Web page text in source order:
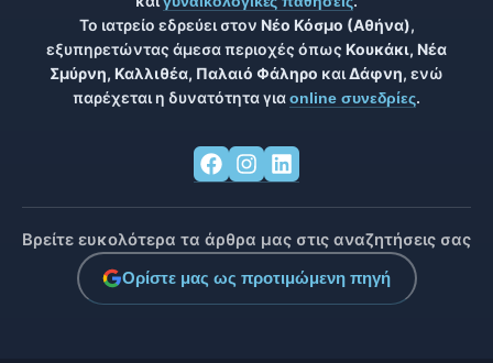
Το ιατρείο εδρεύει στον Νέο Κόσμο (Αθήνα),
εξυπηρετώντας άμεσα περιοχές όπως Κουκάκι, Νέα
Σμύρνη, Καλλιθέα, Παλαιό Φάληρο καιΔάφνη, ενώ
παρέχεται η δυνατότητα γιαonline συνεδρίες.
Βρείτε ευκολότερα τα άρθρα μας στις αναζητήσεις σας
Ορίστε μας ως προτιμώμενη πηγή